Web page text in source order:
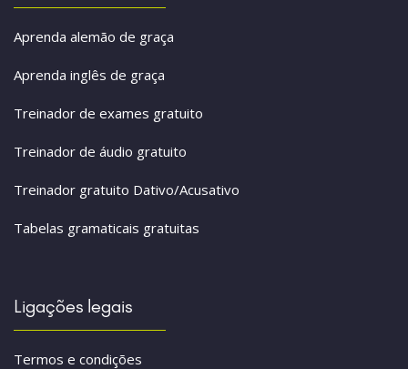
Aprenda alemão de graça
Aprenda inglês de graça
Treinador de exames gratuito
Treinador de áudio gratuito
Treinador gratuito Dativo/Acusativo
Tabelas gramaticais gratuitas
Ligações legais
Termos e condições